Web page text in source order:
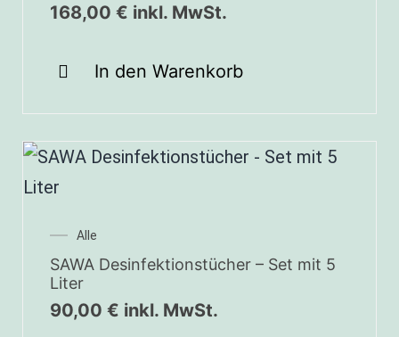
168,00 € inkl. MwSt.
In den Warenkorb
Alle
SAWA Desinfektionstücher – Set mit 5
Liter
90,00 € inkl. MwSt.